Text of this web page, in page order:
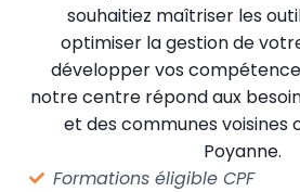
souhaitiez maîtriser les
optimiser la gestion de
développer vos
notre centre répond aux
et des communes voisines
Poyanne.
Formations éligible CPF